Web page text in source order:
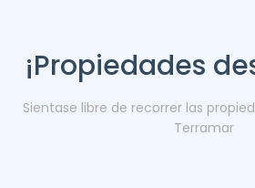
¡Propiedades
Sientase libre de recorrer las
Terramar